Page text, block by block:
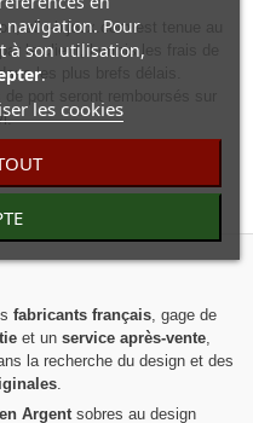
allo-bijoux.com est tenue au
le client, hormis les frais de
les plus brefs délais.
fabricants français , gage de
et un service après-vente
la recherche du design et des
Argent sobres au design
navigation. Pour
à son utilisation,
.
les cookies